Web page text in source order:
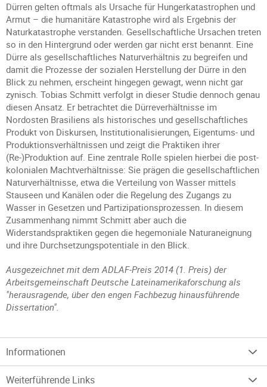
Dürren gelten oftmals als Ursache für Hungerkatastrophen und
Armut – die humanitäre Katastrophe wird als Ergebnis der
Naturkatastrophe verstanden. Gesellschaftliche Ursachen treten
so in den Hintergrund oder werden gar nicht erst benannt. Eine
Dürre als gesellschaftliches Naturverhältnis zu begreifen und
damit die Prozesse der sozialen Herstellung der Dürre in den
Blick zu nehmen, erscheint hingegen gewagt, wenn nicht gar
zynisch. Tobias Schmitt verfolgt in dieser Studie dennoch genau
diesen Ansatz. Er betrachtet die Dürreverhältnisse im
Nordosten Brasiliens als historisches und gesellschaftliches
Produkt von Diskursen, Institutionalisierungen, Eigentums- und
Produktionsverhältnissen und zeigt die Praktiken ihrer
(Re-)Produktion auf. Eine zentrale Rolle spielen hierbei die post-
kolonialen Machtverhältnisse: Sie prägen die gesellschaftlichen
Naturverhältnisse, etwa die Verteilung von Wasser mittels
Stauseen und Kanälen oder die Regelung des Zugangs zu
Wasser in Gesetzen und Partizipationsprozessen. In diesem
Zusammenhang nimmt Schmitt aber auch die
Widerstandspraktiken gegen die hegemoniale Naturaneignung
und ihre Durchsetzungspotentiale in den Blick.
Ausgezeichnet mit dem ADLAF-Preis 2014 (1. Preis) der
Arbeitsgemeinschaft Deutsche Lateinamerikaforschung als
"herausragende, über den engen Fachbezug hinausführende
Dissertation".
Informationen
Weiterführende Links